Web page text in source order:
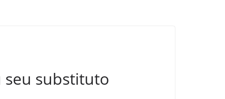
seu substituto